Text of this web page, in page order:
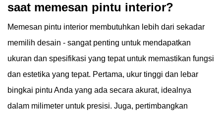
saat memesan pintu interior?
Memesan pintu interior membutuhkan lebih dari sekadar
memilih desain - sangat penting untuk mendapatkan
ukuran dan spesifikasi yang tepat untuk memastikan fungsi
dan estetika yang tepat. Pertama, ukur tinggi dan lebar
bingkai pintu Anda yang ada secara akurat, idealnya
dalam milimeter untuk presisi. Juga, pertimbangkan